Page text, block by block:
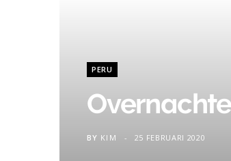
PERU
BY KIM 25 FEBRUARI 2020